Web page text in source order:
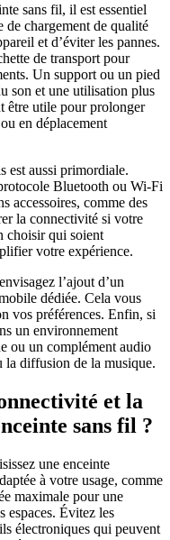
sans fil, il est essentiel
de chargement de qualité
et d’éviter les pannes.
de transport pour
Un support ou un pied
son et une utilisation plus
être utile pour prolonger
en déplacement
est aussi primordiale.
Bluetooth ou Wi-Fi
accessoires, comme des
la connectivité si votre
choisir qui soient
votre expérience.
l’ajout d’un
dédiée. Cela vous
vos préférences. Enfin, si
un environnement
ou un complément audio
la diffusion de la musique.
et la
sans fil ?
une enceinte
à votre usage, comme
maximale pour une
espaces. Évitez les
électroniques qui peuvent